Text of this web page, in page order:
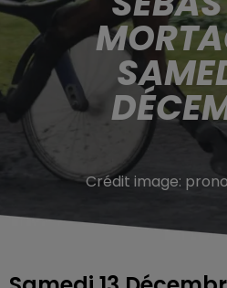
Crédit image: